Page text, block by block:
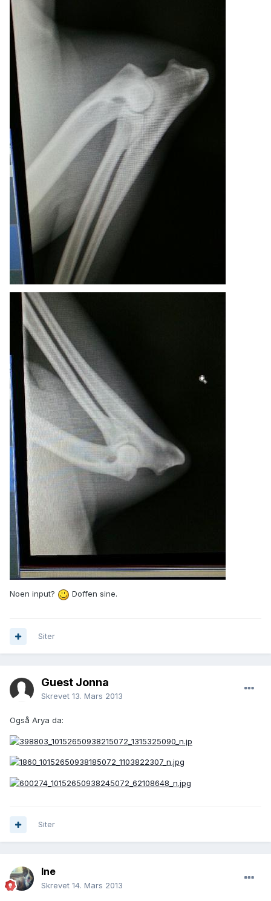
Noen input? Doffen sine.
Siter
Guest Jonna
Skrevet 13. Mars 2013
Også Arya da:
Siter
Ine
Skrevet 14. Mars 2013